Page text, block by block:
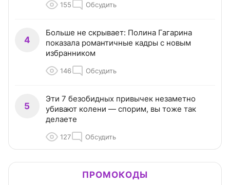
155 Обсудить
4
Больше не скрывает: Полина Гагарина
показала романтичные кадры с новым
избранником
146 Обсудить
5
Эти 7 безобидных привычек незаметно
убивают колени — спорим, вы тоже так
делаете
127 Обсудить
ПРОМОКОДЫ